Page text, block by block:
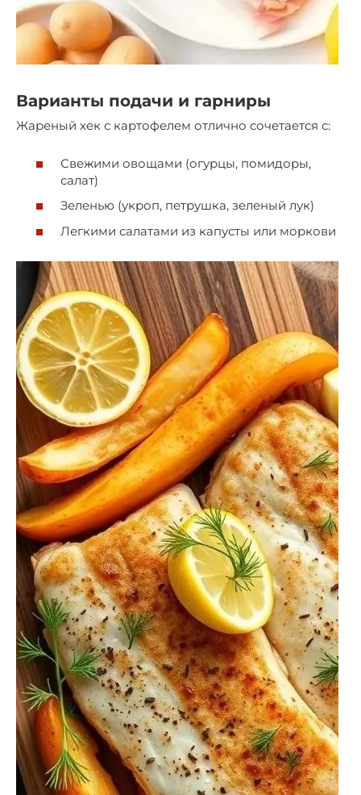
Варианты подачи и гарниры
Жареный хек с картофелем отлично сочетается с:
Свежими овощами (огурцы, помидоры,
салат)
Зеленью (укроп, петрушка, зеленый лук)
Легкими салатами из капусты или моркови